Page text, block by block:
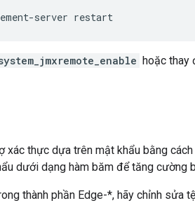
server restart
hoặc thay
xác thực dựa trên mật khẩu bằng
dưới dạng hàm băm để tăng cường
thành phần Edge-*, hãy chỉnh sửa